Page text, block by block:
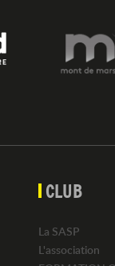
CLUB
La SASP
L'association